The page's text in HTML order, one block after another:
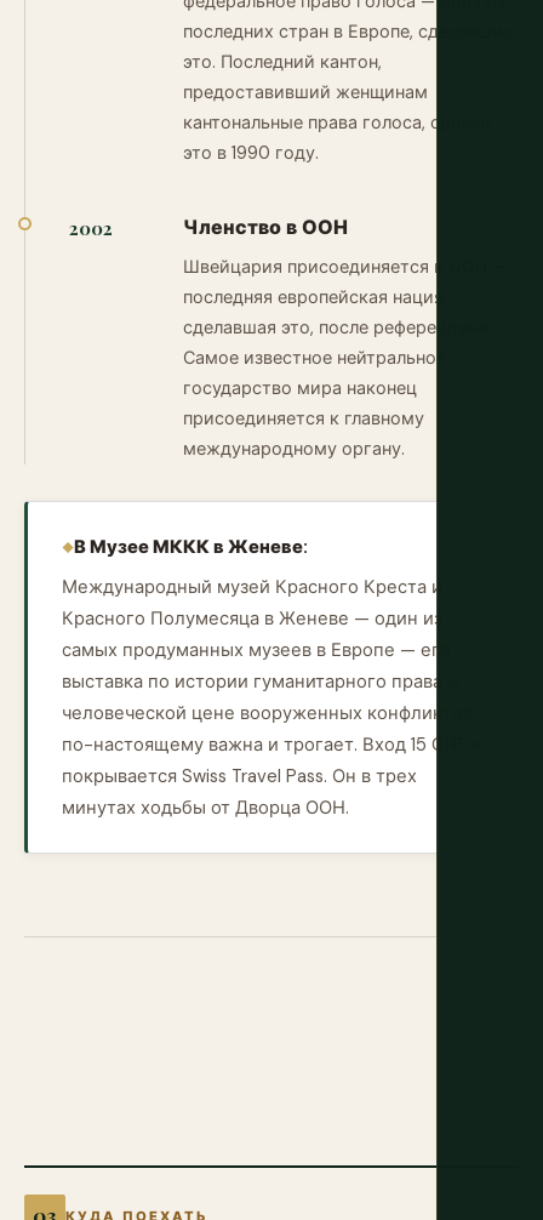
последних стран в Европе, сделавших
это. Последний кантон,
предоставивший женщинам
кантональные права голоса, сделал
это в 1990 году.
2002 Членство в ООН
Швейцария присоединяется к ООН —
последняя европейская нация,
сделавшая это, после референдума.
Самое известное нейтральное
государство мира наконец
присоединяется к главному
международному органу.
В Музее МККК в Женеве:
Международный музей Красного Креста и
Красного Полумесяца в Женеве — один из
самых продуманных музеев в Европе — его
выставка по истории гуманитарного права и
человеческой цене вооруженных конфликтов
по-настоящему важна и трогает. Вход 15 CHF и
покрывается Swiss Travel Pass. Он в трех
минутах ходьбы от Дворца ООН.
КУДА ПОЕХАТЬ